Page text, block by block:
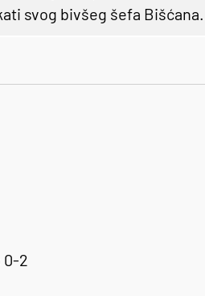
svog bivšeg šefa Bišćana...
0-2